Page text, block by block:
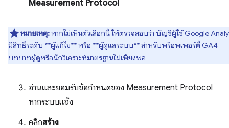
Measurement Protocol
หมายเหตุ: หากไม่เห็นตัวเลือกนี้ ให้ตรวจสอบว่า บัญชีผู้ใช้ Google
มีสิทธิ์ระดับ **ผู้แก้ไข** หรือ **ผู้ดูแลระบบ** สำหรับพร็อพเพอร์ตี้ GA4
บทบาทผู้ดูหรือนักวิเคราะห์มาตรฐานไม่เพียงพอ
อ่านและยอมรับข้อกำหนดของ Measurement Protocol
หากระบบแจ้ง
คลิกสร้าง